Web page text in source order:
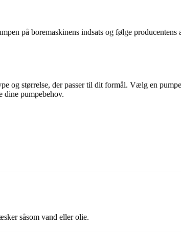
på boremaskinens indsats og følge
og størrelse, der passer til dit formål. Vælg en
dine pumpebehov.
såsom vand eller olie.